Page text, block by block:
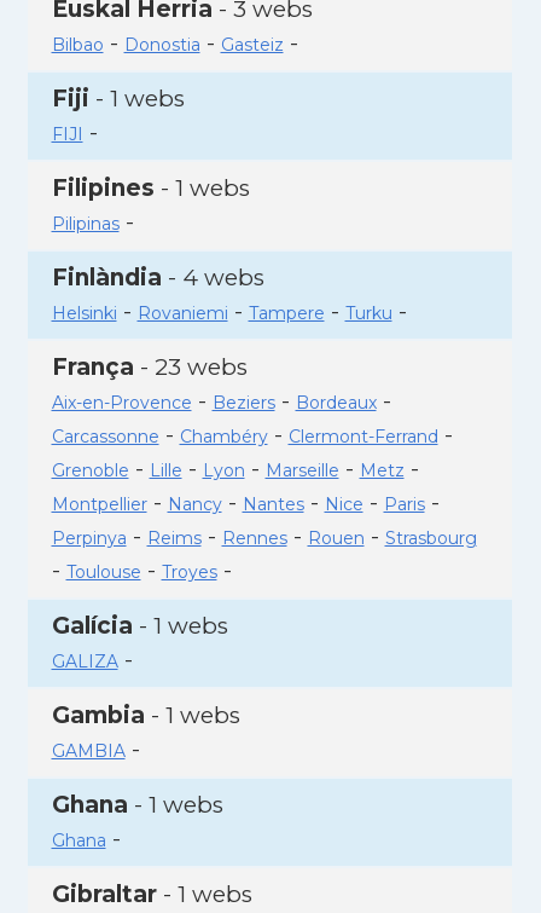
Euskal Herria - 3 webs
Bilbao - Donostia - Gasteiz -
Fiji - 1 webs
FIJI -
Filipines - 1 webs
Pilipinas-
Finlàndia - 4 webs
Helsinki - Rovaniemi - Tampere - Turku -
França - 23 webs
Aix-en-Provence - Beziers- Bordeaux-
Carcassonne - Chambéry- Clermont-Ferrand -
Grenoble - Lille - Lyon - Marseille - Metz -
Montpellier- Nancy- Nantes- Nice - Paris-
Perpinya - Reims- Rennes- Rouen - Strasbourg
- Toulouse - Troyes-
Galícia - 1 webs
GALIZA-
Gambia - 1 webs
GAMBIA-
Ghana - 1 webs
Ghana -
Gibraltar- 1 webs